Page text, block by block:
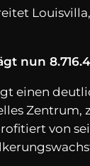
nun
einen
Zentrum,
von